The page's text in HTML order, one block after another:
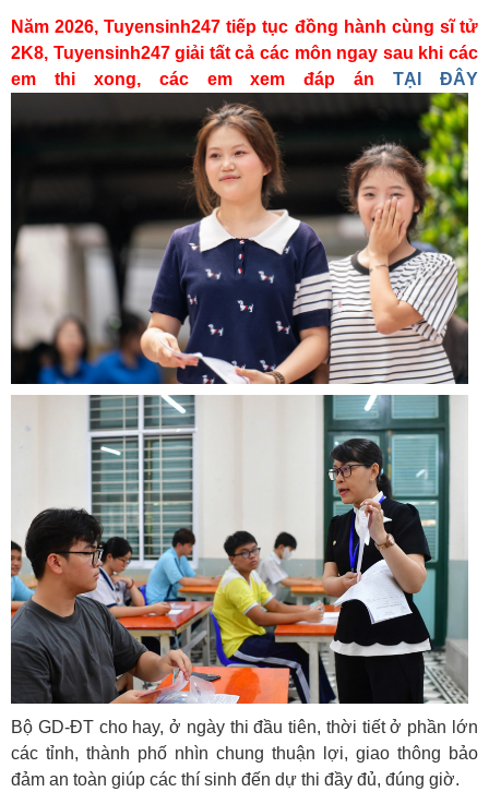
Năm 2026, Tuyensinh247 tiếp tục đồng hành cùng sĩ tử
2K8, Tuyensinh247 giải tất cả các môn ngay sau khi các
em thi xong, các em xem đáp án
TẠI ĐÂY
Bộ GD-ĐT cho hay, ở ngày thi đầu tiên, thời tiết ở phần lớn
các tỉnh, thành phố nhìn chung thuận lợi, giao thông bảo
đảm an toàn giúp các thí sinh đến dự thi đầy đủ, đúng giờ.